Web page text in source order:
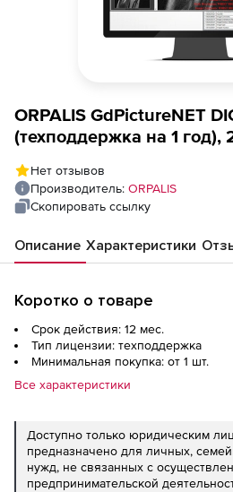
ORPALIS GdPictureNET
(техподдержка на 1 год),
Нет отзывов
Производитель: ORPALIS
Скопировать ссылку
Описание Характеристики
Коротко о товаре
Срок действия: 12 мес.
Тип лицензии: техподдержка
Минимальная покупка: от 1 шт.
Все характеристики
Доступно только юридическим
предназначено для личных,
нужд, не связанных с
предпринимательской